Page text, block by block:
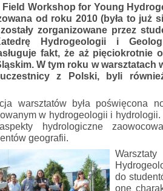
Field Workshop for Young
od roku 2010 (była to już
zorganizowane przez
Hydrogeologii i
fakt, że aż pięciokrotnie
W tym roku w warsztatach
z Polski, byli
warsztatów była poświęcona
w hydrogeologii i
hydrologiczne
geografii.
do
one